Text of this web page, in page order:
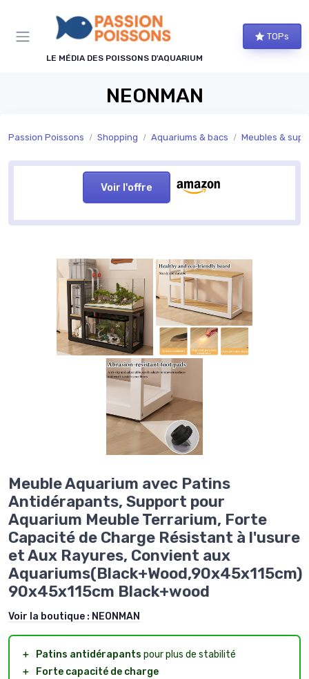
LE MÉDIA DES POISSONS D'AQUARIUM
TOPs
NEONMAN
Passion Poissons Shopping Aquariums & bacs Meubles &
Voir l'offre
Meuble Aquarium avec Patins
Antidérapants, Support pour
Aquarium Meuble Terrarium, Forte
Capacité de Charge Résistant à l'usure
et Aux Rayures, Convient aux
Aquariums(Black+Wood,90x45x115cm)
90x45x115cm Black+wood
Voir la boutique : NEONMAN
＋ Patins antidérapants pour plus de stabilité
＋
Forte capacité de charge